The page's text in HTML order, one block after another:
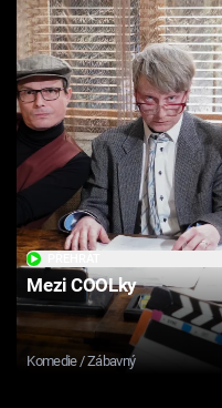
Mezi COOLky
Komedie / Zábavný